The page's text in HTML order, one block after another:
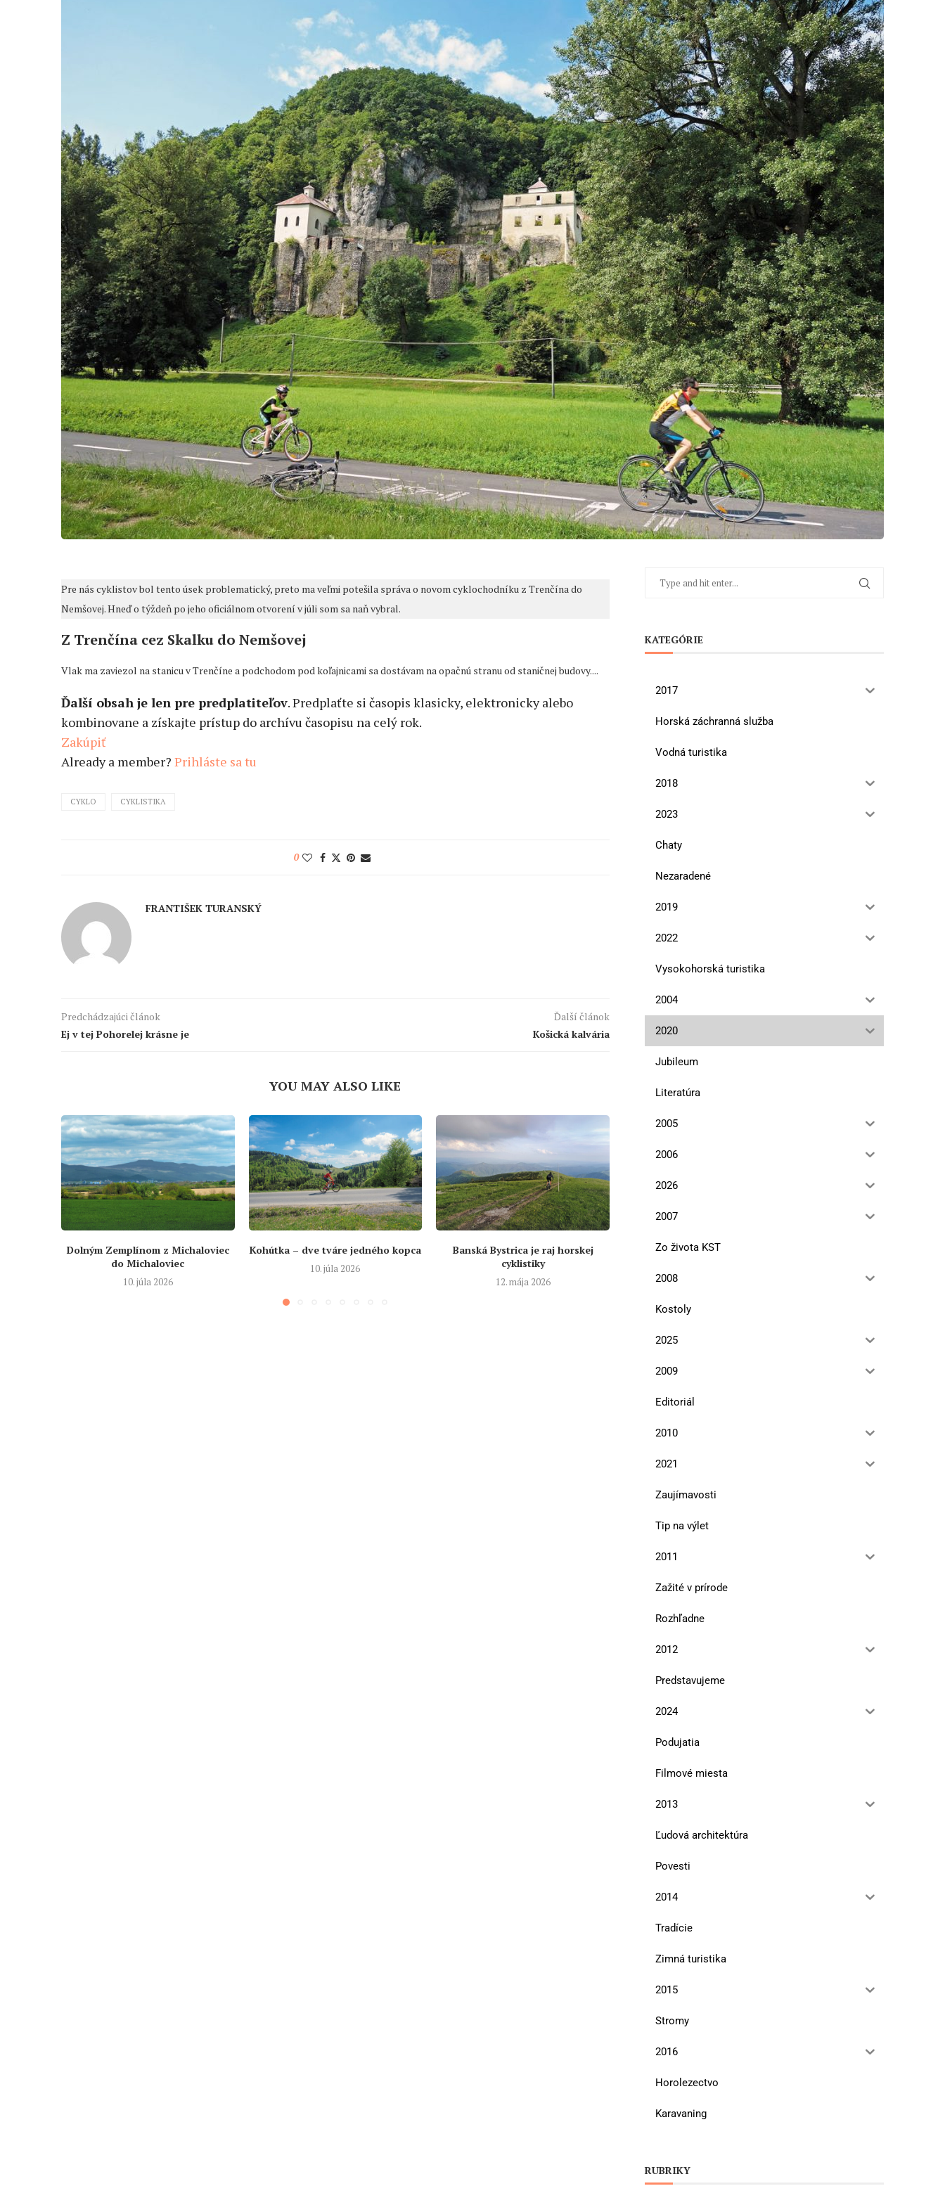
Pre nás cyklistov bol tento úsek problematický, preto ma veľmi potešila správa o novom cyklochodníku z Trenčína do
Nemšovej. Hneď o týždeň po jeho oficiálnom otvorení v júli som sa naň vybral.
Z Trenčína cez Skalku do Nemšovej
Vlak ma zaviezol na stanicu v Trenčíne a podchodom pod koľajnicami sa dostávam na opačnú stranu od staničnej budovy....
Ďalší obsah je len pre predplatiteľov. Predplaťte si časopis klasicky, elektronicky alebo
kombinovane a získajte prístup do archívu časopisu na celý rok.
Zakúpiť
Already a member? Prihláste sa tu
CYKLO CYKLISTIKA
0
FRANTIŠEK TURANSKÝ
Predchádzajúci článok
Ej v tej Pohorelej krásne je
Ďalší článok
Košická kalvária
YOU MAY ALSO LIKE
Dolným Zemplínom z Michaloviec
do Michaloviec
10. júla 2026
Kohútka – dve tváre jedného kopca
10. júla 2026
Banská Bystrica je raj horskej
cyklistiky
12. mája 2026
Naprieč Slovenskom zo severného
13. januára 2026 10. novembra 2025
KATEGÓRIE
2017
Horská záchranná služba
Vodná turistika
2018
2023
Chaty
Nezaradené
2019
2022
Vysokohorská turistika
2004
2020
Jubileum
Literatúra
2005
2006
2026
2007
Zo života KST
2008
Kostoly
2025
2009
Editoriál
2010
2021
Zaujímavosti
Tip na výlet
2011
Zažité v prírode
Rozhľadne
2012
Predstavujeme
2024
Podujatia
Filmové miesta
2013
Ľudová architektúra
Povesti
2014
Tradície
Zimná turistika
2015
Stromy
2016
Horolezectvo
Karavaning
RUBRIKY